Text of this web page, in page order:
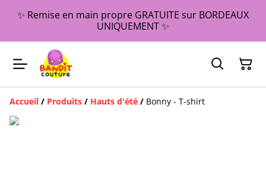
✨ Remise en main propre GRATUITE sur BORDEAUX
UNIQUEMENT ✨
Accueil / Produits / Hauts d'été / Bonny - T-shirt